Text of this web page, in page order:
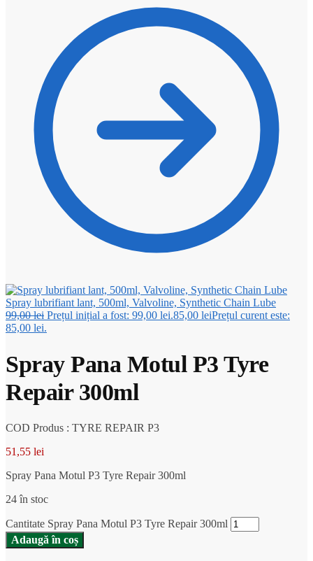
Spray lubrifiant lant, 500ml, Valvoline, Synthetic Chain Lube
99,00lei Prețul inițial a fost: 99,00 lei.85,00 leiPrețul curent este:
85,00 lei.
Spray Pana Motul P3 Tyre
Repair 300ml
COD Produs : TYRE REPAIR P3
51,55 lei
Spray Pana Motul P3 Tyre Repair 300ml
24 în stoc
Cantitate Spray Pana Motul P3 Tyre Repair 300ml
Adaugă în coș